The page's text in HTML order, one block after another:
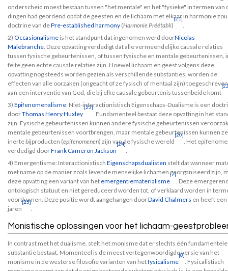
onderscheid moest bestaan tussen "het mentale" en het "fysieke" in termen van
dingen had geordend opdat de geesten en de lichaam met elkaar in harmonie
doctrine van dePre-established harmony (Harmonie Préétabli)
[21]
.
2) Occasionalisme is het standpunt dat ingenomen werd doorNicolas
Malebranche. Deze opvatting verdedigt dat alle vermeendelijke causale relaties
tussen fysische gebeurtenissen, of tussen fysische en mentale gebeurtenissen,
feite geen echte causale relaties zijn. Hoewel lichaam en geest volgens deze
opvatting nog steeds worden gezien als verschillende substanties, worden de
effecten van alle oorzaken (ongeacht of ze fysisch of mentaal zijn) toegeschreven
aan een interventie van God, die bij elke causale gebeurtenis tussenbeide komt
3) Epifenomenalisme: Niet-interactionistisch Eigenschaps-Dualisme is een
doorThomas Henry Huxley
[23]
. Fundamenteel bestaat deze opvatting in het
zijn. Fysische gebeurtenissen kunnen andere fysische gebeurtenissen
mentale gebeurtenissen voortbrengen, maar mentale gebeurtenissen kunnen
inerte bijproducten (epifenomenen) zijn van de fysische wereld
[20]
. Het
verdedigd doorFrank Cameron Jackson
[24]
.
4) Emergentisme: Interactionistisch Eigenschapsdualisten stelt dat wanneer
met name op de manier zoals levende menselijke lichamen georganiseerd zijn,
deze opvatting een variant van het emergentiematerialisme
[7]
. Deze
ontologisch statuut en niet gereduceerd worden tot, of verklaard worden in
voortkomen. Deze positie wordt aangehangen doorDavid Chalmers en heeft
jaren
[25]
.
Monistische oplossingen voor het lichaam-
In contrast met het dualisme, stelt het monisme dat er slechts één fundamentele
substantie bestaat. Momenteel is de meest vertegenwoordigde versie van het
monisme in de westerse filosofie varianten van hetfysicalisme
[8]
. Fysicalistisch